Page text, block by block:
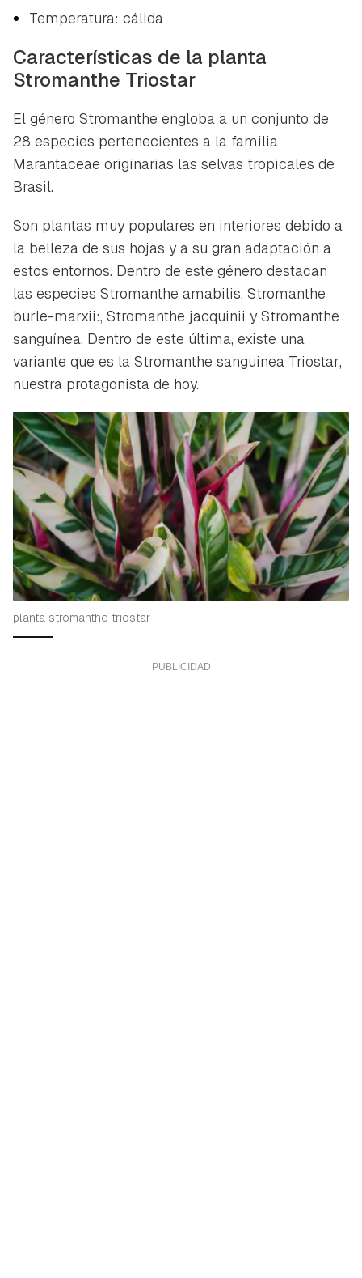
Temperatura: cálida
Características de la planta
Stromanthe Triostar
El género Stromanthe engloba a un conjunto de
28 especies pertenecientes a la familia
Marantaceae originarias las selvas tropicales de
Brasil.
Son plantas muy populares en interiores debido a
la belleza de sus hojas y a su gran adaptación a
estos entornos. Dentro de este género destacan
las especies Stromanthe amabilis, Stromanthe
burle-marxii:, Stromanthe jacquinii y Stromanthe
sanguínea. Dentro de este última, existe una
variante que es la Stromanthe sanguinea Triostar,
nuestra protagonista de hoy.
planta stromanthe triostar